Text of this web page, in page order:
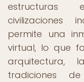
estructuras
civilizaciones
permite una
virtual, lo que
tradiciones